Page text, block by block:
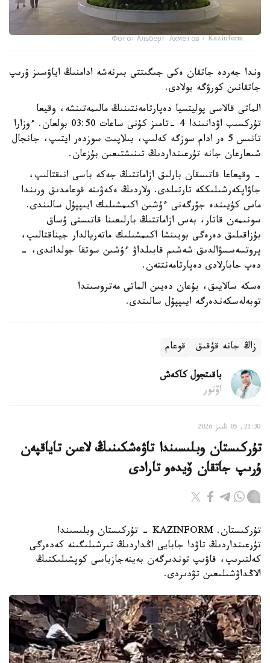
Фото: Альберт Ахметов / Kazinform
وندا جەردە جاتقان ەكى جىگىتتى بىرنەشە ادامنىڭ اياۋسىز ۇرىپ
جاتقانىن كورۋگە بولادى.
الماتى قالاسى پوليتسيا دەپارتامەنتىنىڭ مالىمەتىنشە، وقيعا
تۇركسىب اۋدانىندا 4 -تامىز كۇنى ساعات 03:50 بولعان. ءوزارا
تانىس 5 ەر ادام سوزگە كەلىپ، بىلاپىت سوزدەر ايتىپ، جانجال
شىعارعان جانە تۇرعىنداردىڭ تىنىشتىعىن بۇزعان.
- وقيعاعا قاتىسقان بارلىق ازاماتتىڭ جەكە باسى انىقتالىپ،
جاۋاپكەرشىلىككە تارتىلدى. ولاردىڭ ەكەۋىنە قوعامدىق ورىندا
ماس كۇيىندە جۇرگەنى ءۇشىن اكىمشىلىك ايىپپۇل سالىندى.
سونىمەن قاتار، بەس ازاماتتىڭ بارلىعىنا قاتىستى ۇساق
بۇزاقىلىق دەرەگى بويىنشا اكىمشىلىك ماتەريالدار جيناقتالىپ،
پروتسەسسۋالدىق شەشىم قابىلداۋ ءۇشىن سوتقا جولداندى، -
دەپ حابارلادى دەپارتامەنتتەن.
ەسكە سالايىق، بۇعان دەيىن الماتى مەتروسىندا
توبەلەسكەندەرگە ايىپپۇل سالىندى.
زاڭ جانە قۇقىق قوعام
باقىتجول كاكەش
اۆتور
21:30, 05 تامىز 2026
تۇركىستان وبلىسىندا تاۋەشكىنىڭ لاعىن تاياقپەن
ۇرىپ جاتقان ۆيدەو تارادى
تۇركىستان. KAZINFORM - تۇركىستان وبلىسىندا
تۇرعىنداردىڭ تاۋدا جابايى اڭداردىڭ تىرشىلىگىنە كەدەرگى
كەلتىرىپ، قاۋىپ توندىرگەن بەينەجازباسى كوپشىلىكتىڭ
الاڭداۋشىلىعىن تۋدىردى.